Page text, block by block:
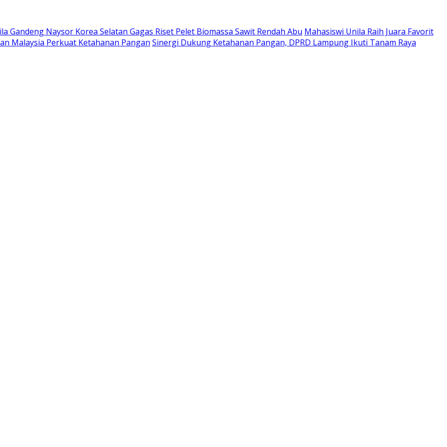
Gandeng Naysor Korea Selatan Gagas Riset Pelet Biomassa Sawit Rendah Abu Mahasiswi Unila Raih Juara Favorit
Malaysia Perkuat Ketahanan Pangan Sinergi Dukung Ketahanan Pangan, DPRD Lampung Ikuti Tanam Raya